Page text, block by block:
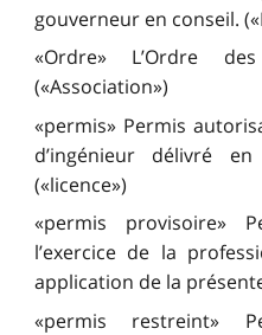
gouverneur en conseil.
«Ordre» L’Ordre
(«Association»)
«permis» Permis
d’ingénieur délivré
(«licence»)
«permis provisoire»
l’exercice de la
application de la
«permis restreint»